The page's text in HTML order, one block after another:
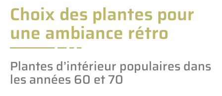
Choix des plantes pour
une ambiance rétro
Plantes d’intérieur populaires dans
les années 60 et 70